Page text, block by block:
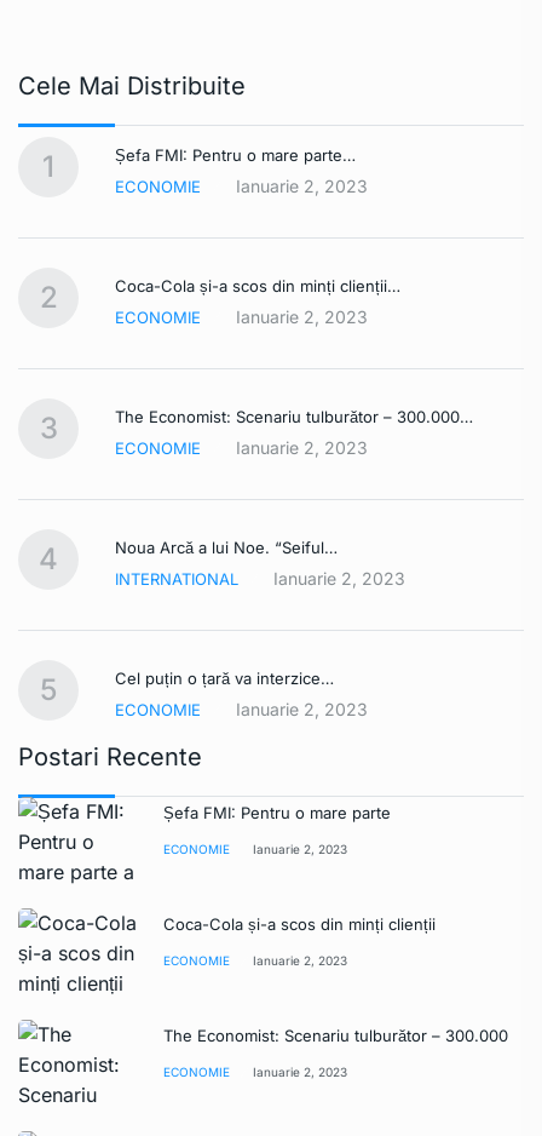
Cele Mai Distribuite
1
Șefa FMI: Pentru o mare parte…
ECONOMIE
Ianuarie 2, 2023
2
Coca-Cola și-a scos din minți clienții…
ECONOMIE
Ianuarie 2, 2023
3
The Economist: Scenariu tulburător – 300.000…
ECONOMIE
Ianuarie 2, 2023
4
Noua Arcă a lui Noe. “Seiful…
INTERNATIONAL
Ianuarie 2, 2023
5
Cel puțin o țară va interzice…
ECONOMIE
Ianuarie 2, 2023
Postari Recente
Șefa FMI: Pentru o mare parte
ECONOMIE Ianuarie 2, 2023
Coca-Cola și-a scos din minți clienții
ECONOMIE Ianuarie 2, 2023
The Economist: Scenariu tulburător – 300.000
ECONOMIE Ianuarie 2, 2023